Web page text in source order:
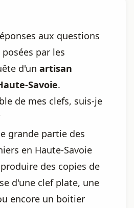
aux questions
par les
d'un artisan
Savoie.
de mes clefs, suis-je
grande partie des
en Haute-Savoie
des copies de
d'une clef plate, une
encore un boitier